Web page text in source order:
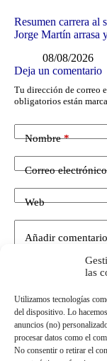
las
Utilizamos tecnologías
del dispositivo. Lo
anuncios (no)
procesar datos como el
No consentir o retirar el
Resumen carrera al
Jorge Martín arrasa
08/08/2026
Deja un comentario
Tu dirección de correo
obligatorios están
Nombre*
Correo electrónico
Web
Añadir comentario